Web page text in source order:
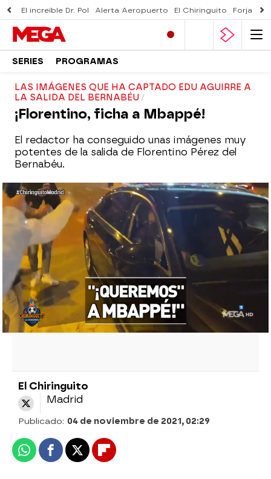
El increíble Dr. Pol Alerta Aeropuerto El Chiringuito Forjado
SERIES PROGRAMAS
LAS IMÁGENES QUE HA CAPTADO EDU AGUIRRE A
LA SALIDA DEL BERNABÉU
¡Florentino, ficha a Mbappé!
El redactor ha conseguido unas imágenes muy
potentes de la salida de Florentino Pérez del
Bernabéu.
El presidente del Real Madrid ha salido del
Bernabéu en un coche negro con los
cristales tintados tras la victoria del Real
Madrid ante el Shakhtar. Para sorpresa de
Florentino, varios aficionados se han
agolpeado alrededor del coche al grito de
"Florentino, ficha a Mbappé", además de
corear el nombre del presidente del Real
Madrid.
El Chiringuito
Madrid
Publicado: 04 de noviembre de 2021, 02:29
WhatsappFacebook
X Flipboard